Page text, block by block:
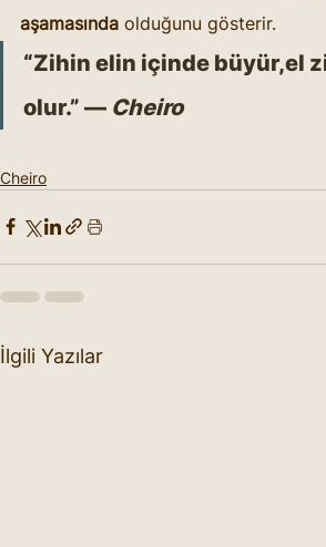
aşamasında olduğunu gösterir.
“Zihin elin içinde büyür,el
olur.” — Cheiro
Cheiro
İlgili Yazılar